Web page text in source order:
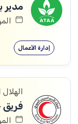
مدير
إدارة الأعمال
فريق